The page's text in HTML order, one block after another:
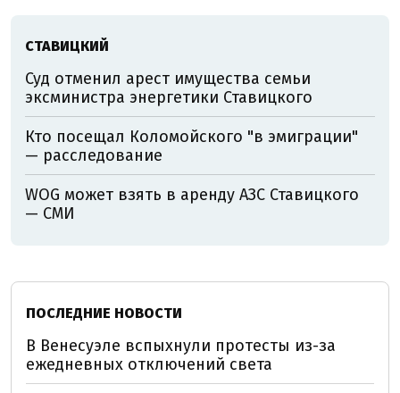
СТАВИЦКИЙ
Суд отменил арест имущества семьи
эксминистра энергетики Ставицкого
Кто посещал Коломойского "в эмиграции"
— расследование
WOG может взять в аренду АЗС Ставицкого
— СМИ
ПОСЛЕДНИЕ НОВОСТИ
В Венесуэле вспыхнули протесты из-за
ежедневных отключений света